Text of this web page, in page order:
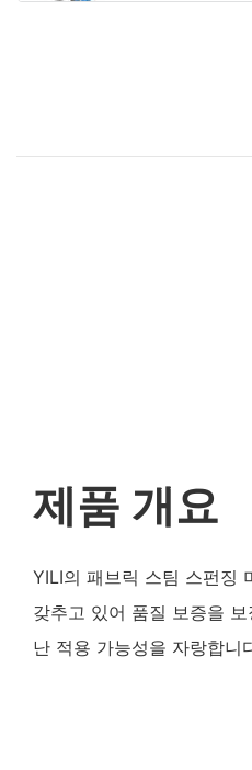
제품 개요
YILI의 패브릭 스팀 스펀징
갖추고 있어 품질 보증을
난 적용 가능성을 자랑합니